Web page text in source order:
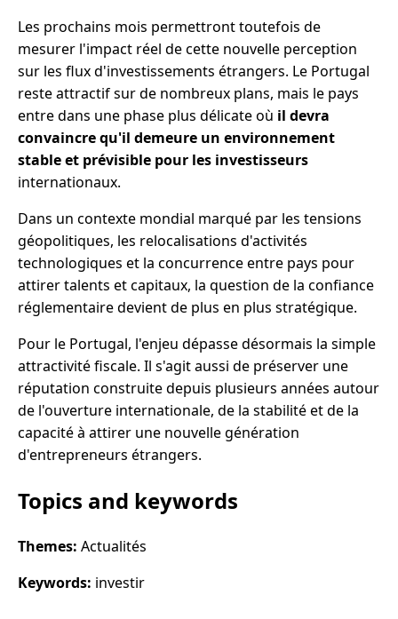
Les prochains mois permettront toutefois de
mesurer l'impact réel de cette nouvelle perception
sur les flux d'investissements étrangers. Le Portugal
reste attractif sur de nombreux plans, mais le pays
entre dans une phase plus délicate où il devra
convaincre qu'il demeure un environnement
stable et prévisible pour les investisseurs
internationaux.
Dans un contexte mondial marqué par les tensions
géopolitiques, les relocalisations d'activités
technologiques et la concurrence entre pays pour
attirer talents et capitaux, la question de la confiance
réglementaire devient de plus en plus stratégique.
Pour le Portugal, l'enjeu dépasse désormais la simple
attractivité fiscale. Il s'agit aussi de préserver une
réputation construite depuis plusieurs années autour
de l'ouverture internationale, de la stabilité et de la
capacité à attirer une nouvelle génération
d'entrepreneurs étrangers.
Topics and keywords
Themes: Actualités
Keywords: investir